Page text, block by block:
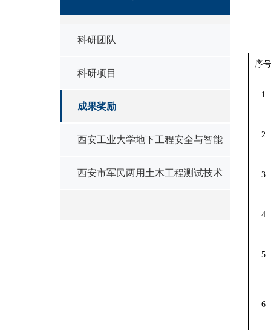
科研团队
科研项目
成果奖励
西安工业大学地下工程安全与智能
建造研究中心
西安市军民两用土木工程测试技术
序号
1
2
3
4
5
6